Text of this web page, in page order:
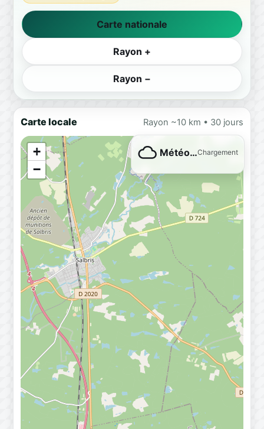
Carte nationale
Rayon +
Rayon −
Carte locale Rayon ~10 km • 30 jours
+
−
Météo…Chargement